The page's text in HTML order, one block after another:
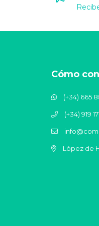
Cómo
(+34) 665
(+34) 919
López de